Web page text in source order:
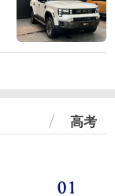
高考